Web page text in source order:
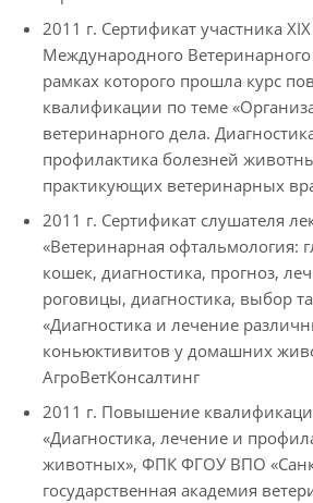
2011 г. Сертификат участника
Международного Ветеринарного
рамках которого прошла курс
квалификации по теме
ветеринарного дела.
профилактика болезней
практикующих ветеринарных
2011 г. Сертификат слушателя
«Ветеринарная офтальмология:
кошек, диагностика, прогноз,
роговицы, диагностика, выбор
«Диагностика и лечение
коньюктивитов у домашних
АгроВетКонсалтинг
2011 г. Повышение
«Диагностика, лечение и
животных», ФПК ФГОУ ВПО
государственная академия